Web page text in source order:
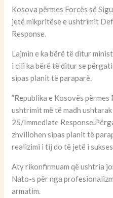
Kosova përmes Forcës së
jetë mikpritëse e ushtrimit
Response.
Lajmin e ka bërë të ditur
i cili ka bërë të ditur se
sipas planit të paraparë.
”Republika e Kosovës
ushtrimit më të madh
25/Immediate
zhvillohen sipas planit të
realizimi i tij do të jetë i
Aty rikonfirmuam që ushtria
Nato-s për nga
armatim.